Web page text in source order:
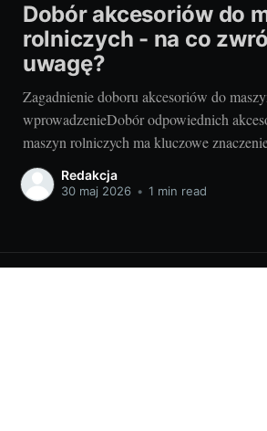
Dobór akcesoriów do
rolniczych - na co
uwagę?
Zagadnienie doboru akcesoriów do
wprowadzenieDobór odpowiednich
maszyn rolniczych ma kluczowe
efektywnego funkcjonowania
Szczególnie, gdy mówimy o cennych
artykule omówimy najważniejsze kwestie
Redakcja
30 maj 2026 • 1 min read